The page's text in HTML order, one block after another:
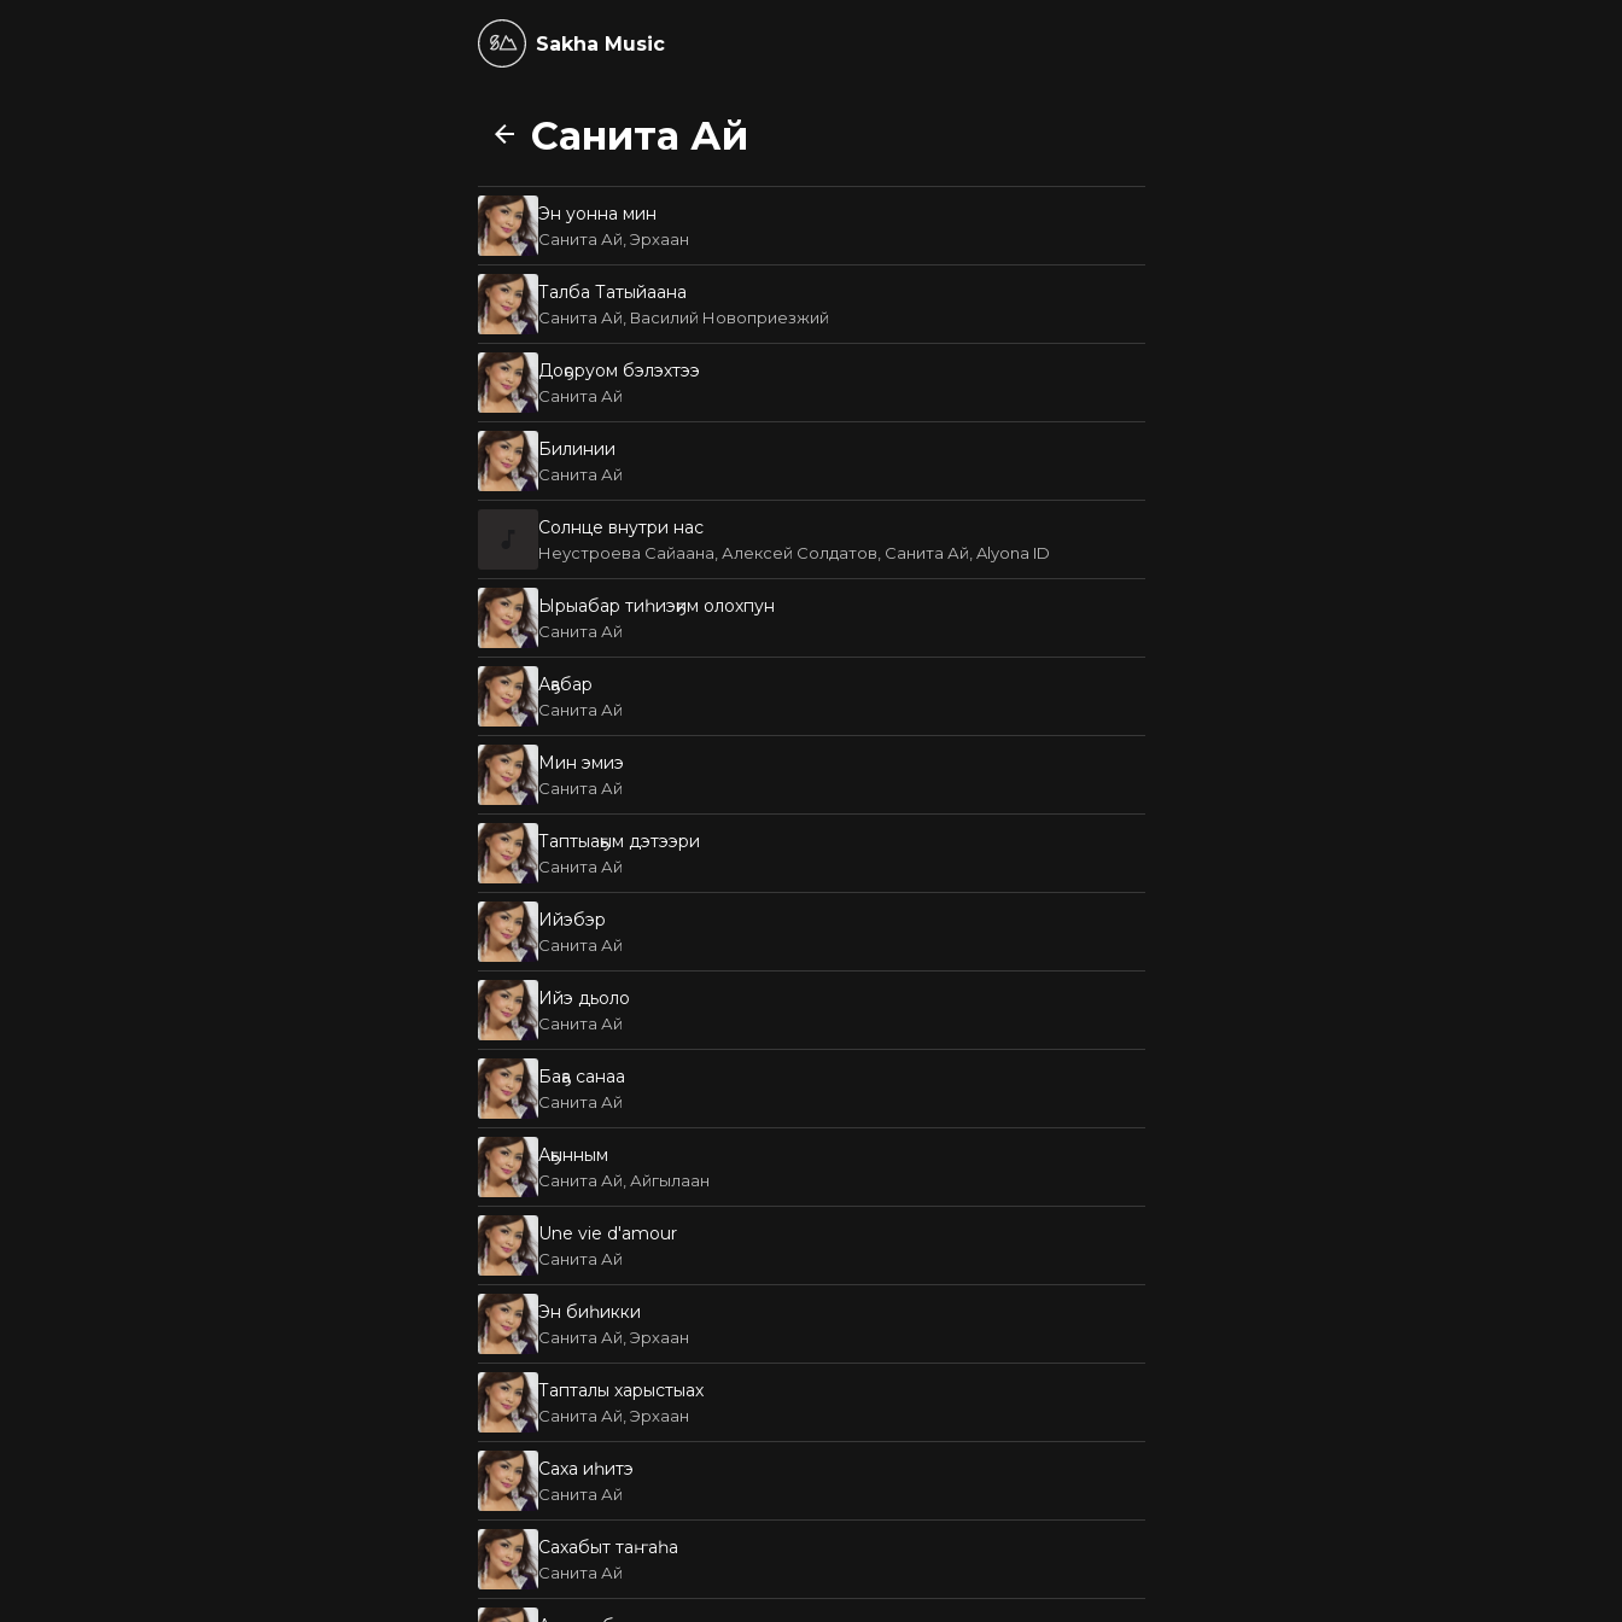
Sakha Music
Санита Ай
Эн уонна мин
Санита Ай, Эрхаан
Талба Татыйаана
Санита Ай, Василий Новоприезжий
Доҕоруом бэлэхтээ
Санита Ай
Билинии
Санита Ай
Солнце внутри нас
Неустроева Сайаана, Алексей Солдатов, Санита Ай, Alyona ID
Ырыабар тиһиэҕим олохпун
Санита Ай
Аҕабар
Санита Ай
Мин эмиэ
Санита Ай
Таптыаҕым дэтээри
Санита Ай
Ийэбэр
Санита Ай
Ийэ дьоло
Санита Ай
Баҕа санаа
Санита Ай
Аҕынным
Санита Ай, Айгылаан
Une vie d'amour
Санита Ай
Эн биһикки
Санита Ай, Эрхаан
Тапталы харыстыах
Санита Ай, Эрхаан
Саха иһитэ
Санита Ай
Сахабыт таҥаһа
Санита Ай